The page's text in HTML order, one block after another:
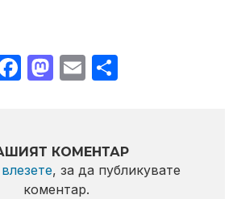
Facebook
Mastodon
Email
КОМЕНТАР
влезете, за да публикувате
коментар.